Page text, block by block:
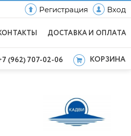
Регистрация Вход
ДОСТАВКА И ОПЛАТА
(962) 707-02-06 КОРЗИНА